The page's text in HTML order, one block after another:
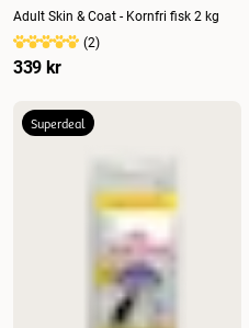
Adult Skin & Coat - Kornfri fisk 2 kg
(2)
339 kr
Superdeal